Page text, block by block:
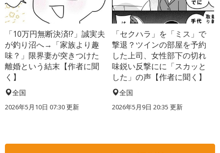
「10万円無断決済!?」誠実夫
が釣り沼へ→「家族より趣
味？」限界妻が突きつけた
離婚という結末【作者に聞
く】
全国
2026年5月10日 07:30 更新
「セクハラ」を「ミス」で
撃退？ツインの部屋を予約
した上司、女性部下の切れ
味鋭い反撃にに「スカッと
した」の声【作者に聞く】
全国
2026年5月9日 20:35 更新